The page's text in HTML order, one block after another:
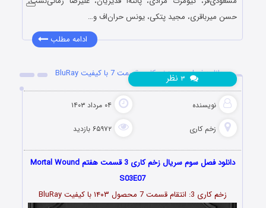
حسن میرباقری، مجید پتکی، یونس حران‌اف و…
ادامه مطلب
دانلود فصل سوم زخم کاری قسمت 7 با کیفیت BluRay
نویسنده ۰۴ مرداد ۱۴۰۳
زخم کاری ۶۵۹۷۲ بازدید
نظر
دانلود فصل سوم سریال زخم کاری 3 قسمت هفتم Mortal Wound
S03E07
زخم کاری 3: انتقام قسمت
7 محصول ۱۴۰۳ با کیفیت BluRay